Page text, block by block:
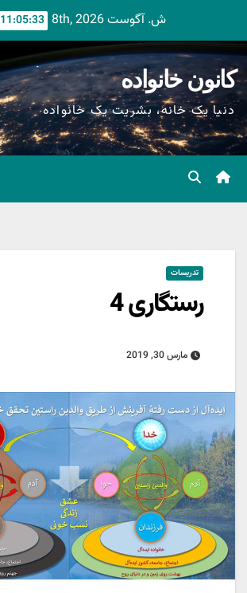
content
ش. آگوست 8th, 2026 11:05:35 AM
کانون خانواده
دنیا یک خانه، بشریت یک خانواده
تدریسات
رستگاری 4
مارس 30, 2019